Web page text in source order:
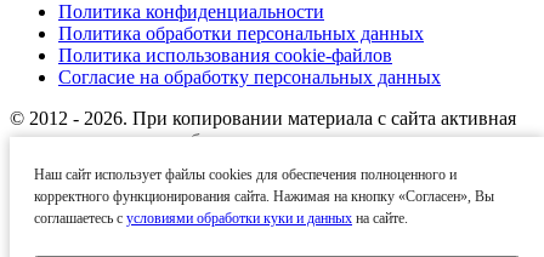
Наш сайт использует файлы cookies для обеспечения полноценного и
корректного функционирования сайта. Нажимая на кнопку «Согласен», Вы
соглашаетесь с условиями обработки куки и данных на сайте.
Политика конфиденциальности
Политика обработки персональных данных
Политика использования cookie-файлов
Согласие на обработку персональных данных
© 2012 - 2026. При копировании материала с сайта активная
ссылка на источник обязательна.
Названия производителей, компаний и товарные знаки
используются на сайте исключительно в информационных
(справочных) целях. Все товарные знаки и фирменные